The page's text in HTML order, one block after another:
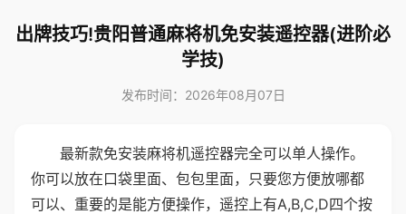
出牌技巧!贵阳普通麻将机免安装遥控器(进阶必
学技)
发布时间：2026年08月07日
最新款免安装麻将机遥控器完全可以单人操作。
你可以放在口袋里面、包包里面，只要您方便放哪都
可以、重要的是能方便操作，遥控上有A,B,C,D四个按